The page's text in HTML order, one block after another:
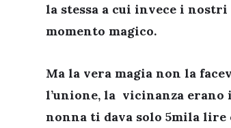
la stessa a cui invece i
momento magico.
Ma la vera magia non la
l’unione, la vicinanza
nonna ti dava solo 5mila